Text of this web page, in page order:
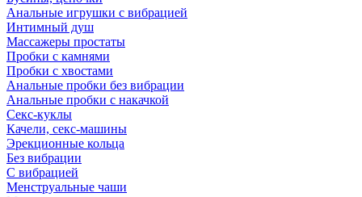
Анальные игрушки с вибрацией
Интимный душ
Массажеры простаты
Пробки с камнями
Пробки с хвостами
Анальные пробки без вибрации
Анальные пробки с накачкой
Секс-куклы
Качели, секс-машины
Эрекционные кольца
Без вибрации
С вибрацией
Менструальные чаши